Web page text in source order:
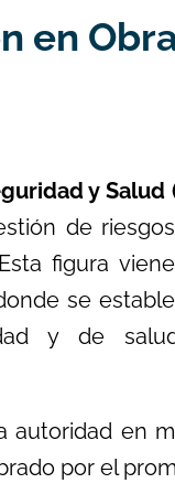
en
y Salud
de
Esta figura
se
y de
autoridad en
por el